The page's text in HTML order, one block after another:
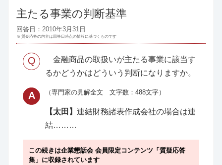
主たる事業の判断基準
回答日：2010年3月31日
※ 質疑応答の内容は回答日時点の情報に基づくものです
Q
金融商品の取扱いが主たる事業に該当す
るかどうかはどういう判断になりますか。
A （専門家の見解全文 文字数：488文字）
【太田】 連結財務諸表作成会社の場合は連
結………
この続きは企業懇話会 会員限定コンテンツ「質疑応答
集」に収録されています